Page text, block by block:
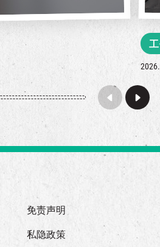
免责声明
私隐政策